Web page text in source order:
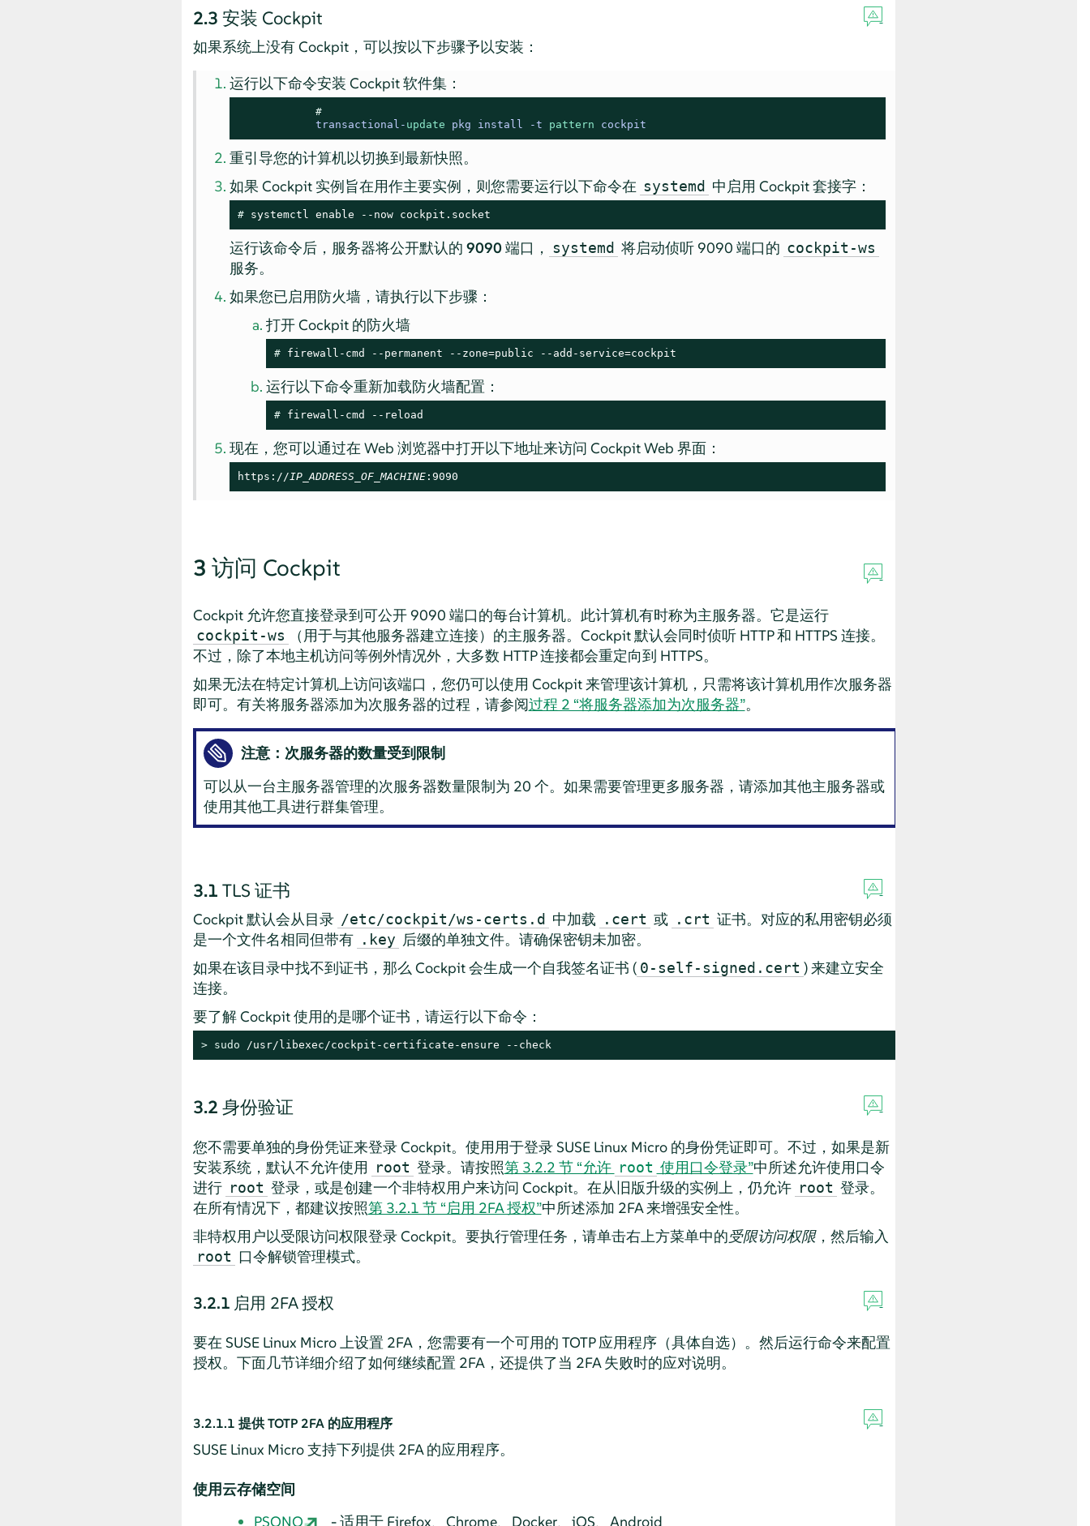
2.3 安装 Cockpit
如果系统上没有 Cockpit，可以按以下步骤予以安装：
运行以下命令安装 Cockpit 软件集：
#
transactional - update pkg install -t pattern cockpit
重引导您的计算机以切换到最新快照。
如果 Cockpit 实例旨在用作主要实例，则您需要运行以下命令在 systemd 中启用 Cockpit 套接字：
# systemctl enable --now cockpit.socket
运行该命令后，服务器将公开默认的9090端口， systemd 将启动侦听 9090 端口的 cockpit-ws
服务。
如果您已启用防火墙，请执行以下步骤：
打开 Cockpit 的防火墙
# firewall-cmd --permanent --zone=public --add-service=cockpit
运行以下命令重新加载防火墙配置：
# firewall-cmd --reload
现在，您可以通过在 Web 浏览器中打开以下地址来访问 Cockpit Web 界面：
https:// IP_ADDRESS_OF_MACHINE :9090
3 访问 Cockpit
Cockpit 允许您直接登录到可公开 9090 端口的每台计算机。此计算机有时称为主服务器。它是运行
cockpit-ws
（用于与其他服务器建立连接）的主服务器。Cockpit 默认会同时侦听 HTTP 和 HTTPS 连接。
不过，除了本地主机访问等例外情况外，大多数 HTTP 连接都会重定向到 HTTPS。
如果无法在特定计算机上访问该端口，您仍可以使用 Cockpit 来管理该计算机，只需将该计算机用作次服务器
即可。有关将服务器添加为次服务器的过程，请参阅过程 2 “将服务器添加为次服务器”。
注意：次服务器的数量受到限制
可以从一台主服务器管理的次服务器数量限制为 20 个。如果需要管理更多服务器，请添加其他主服务器或
使用其他工具进行群集管理。
3.1 TLS 证书
Cockpit 默认会从目录 /etc/cockpit/ws-certs.d 中加载 .cert 或 .crt 证书。对应的私用密钥必须
是一个文件名相同但带有 .key 后缀的单独文件。请确保密钥未加密。
如果在该目录中找不到证书，那么 Cockpit 会生成一个自我签名证书 ( 0-self-signed.cert ) 来建立安全
连接。
要了解 Cockpit 使用的是哪个证书，请运行以下命令：
> sudo /usr/libexec/cockpit-certificate-ensure --check
3.2 身份验证
您不需要单独的身份凭证来登录 Cockpit。使用用于登录 SUSE Linux Micro的身份凭证即可。不过，如果是新
安装系统，默认不允许使用
root 登录。请按照第 3.2.2 节 “允许 root 使用口令登录”中所述允许使用口令
进行 root 登录，或是创建一个非特权用户来访问 Cockpit。在从旧版升级的实例上，仍允许 root 登录。
在所有情况下，都建议按照第 3.2.1 节 “启用 2FA 授权”中所述添加 2FA 来增强安全性。
非特权用户以受限访问权限登录 Cockpit。要执行管理任务，请单击右上方菜单中的受限访问权限，然后输入
root 口令解锁管理模式。
3.2.1 启用 2FA 授权
要在 SUSE Linux Micro上设置 2FA，您需要有一个可用的 TOTP 应用程序（具体自选）。然后运行命令来配置
授权。下面几节详细介绍了如何继续配置 2FA，还提供了当 2FA 失败时的应对说明。
3.2.1.1 提供 TOTP 2FA 的应用程序
SUSE Linux Micro支持下列提供 2FA 的应用程序。
使用云存储空间
PSONO
- 适用于 Firefox、Chrome、Docker、iOS、Android